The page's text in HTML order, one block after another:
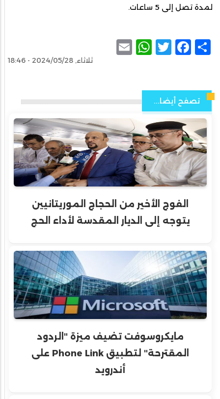
لمدة تصل إلى 5 ساعات.
Share
Facebook
Twitter
WhatsApp
ثلاثاء, 2024/05/28 - 18:46
تصفح أيضا...
الفوج الأخير من الحجاج الموريتانيين
يتوجه إلى الديار المقدسة لأداء الحج
مايكروسوفت تضيف ميزة "الردود
المقترحة" لتطبيق Phone Link على
أندرويد